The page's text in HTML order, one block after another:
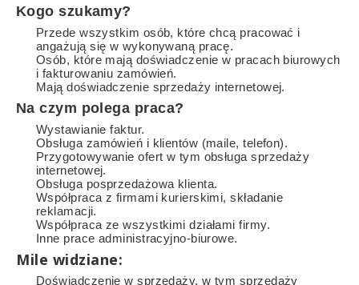
Kogo szukamy?
Przede wszystkim osób, które chcą pracować i
angażują się w wykonywaną pracę.
Osób, które mają doświadczenie w pracach biurowych
i fakturowaniu zamówień.
Mają doświadczenie sprzedaży internetowej.
Na czym polega praca?
Wystawianie faktur.
Obsługa zamówień i klientów (maile, telefon).
Przygotowywanie ofert w tym obsługa sprzedaży
internetowej.
Obsługa posprzedażowa klienta.
Współpraca z firmami kurierskimi, składanie
reklamacji.
Współpraca ze wszystkimi działami firmy.
Inne prace administracyjno-biurowe.
Mile widziane:
Doświadczenie w sprzedaży, w tym sprzedaży